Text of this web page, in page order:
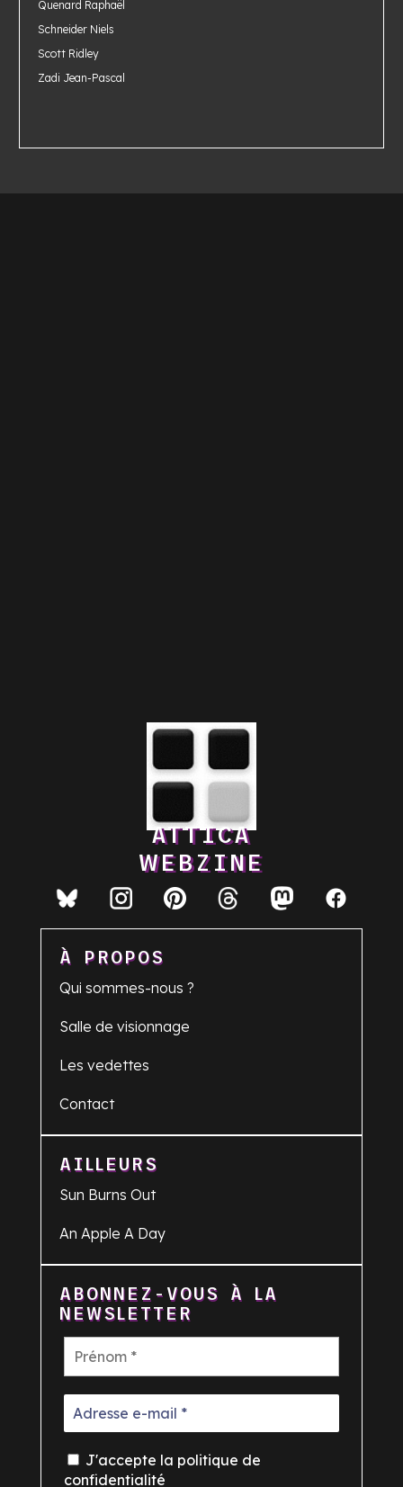
Quenard Raphaël
Schneider Niels
Scott Ridley
Zadi Jean-Pascal
ATTICA
WEBZINE
À PROPOS
Qui sommes-nous ?
Salle de visionnage
Les vedettes
Contact
AILLEURS
Sun Burns Out
An Apple A Day
ABONNEZ-VOUS À LA
NEWSLETTER
J'accepte la politique de
confidentialité